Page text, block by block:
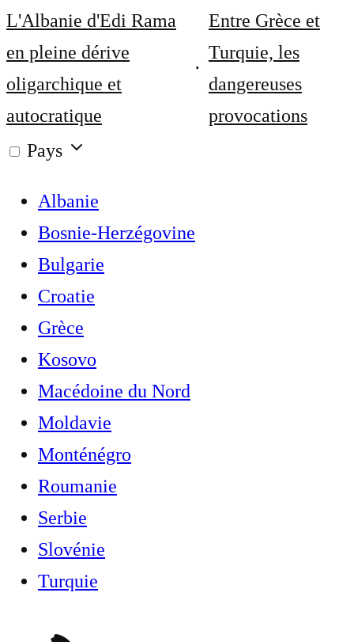
L'Albanie d'Edi Rama
en pleine dérive
oligarchique et
autocratique
Entre Grèce et
Turquie, les
dangereuses
provocations
Pays
Albanie
Bosnie-Herzégovine
Bulgarie
Croatie
Grèce
Kosovo
Macédoine du Nord
Moldavie
Monténégro
Roumanie
Serbie
Slovénie
Turquie